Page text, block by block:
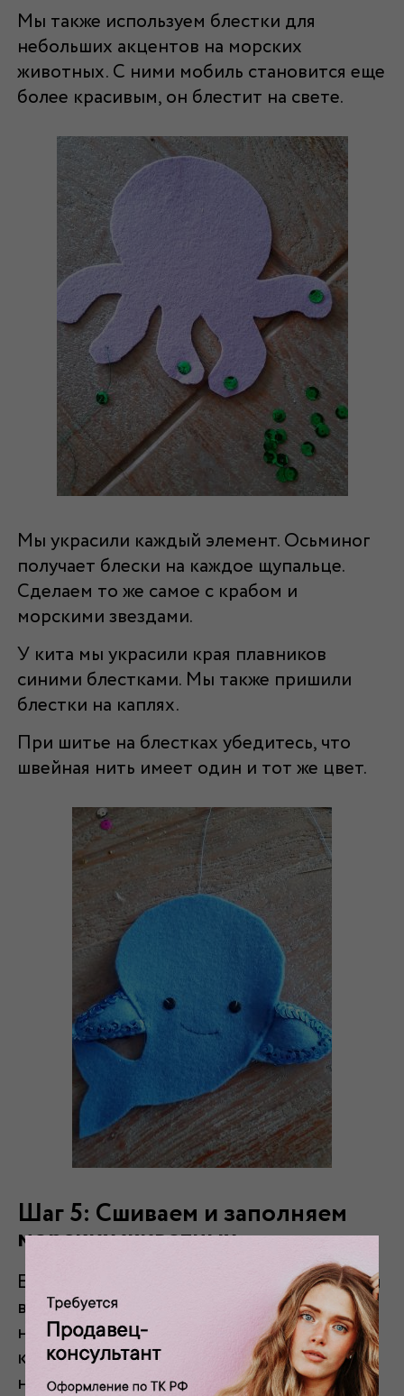
Мы также используем блестки для
небольших акцентов на морских
животных. С ними мобиль становится еще
более красивым, он блестит на свете.
Мы украсили каждый элемент. Осьминог
получает блески на каждое щупальце.
Сделаем то же самое с крабом и
морскими звездами.
У кита мы украсили края плавников
синими блестками. Мы также пришили
блестки на каплях.
При шитье на блестках убедитесь, что
швейная нить имеет один и тот же цвет.
Шаг 5: Сшиваем и заполняем
морских животных
Если вы украсили всех морских существ и
все капли, две части каждого элемента
нужно сшить вместе. Для этого вы
кладете две части друг на друга и
начинаете сшивать их по краям.